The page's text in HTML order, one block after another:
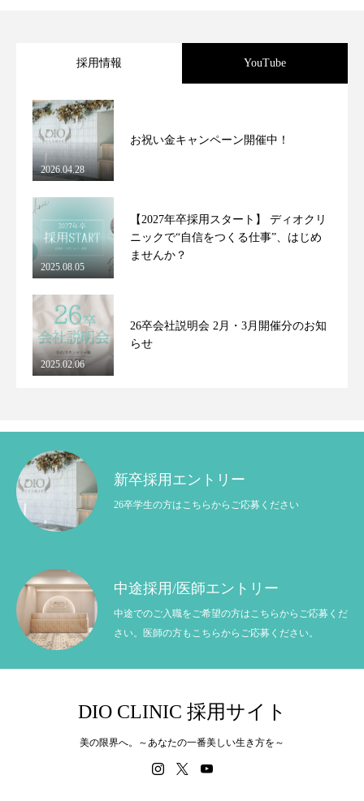
採用情報 YouTube
お祝い金キャンペーン開催中！
2026.04.28
【2027年卒採用スタート】 ディオクリ
ニックで“自信をつくる仕事”、はじめ
ませんか？
2025.08.05
26卒会社説明会 2月・3月開催分のお知
らせ
2025.02.06
新卒採用エントリー
26卒学生の方はこちらからご応募ください
中途採用/医師エントリー
中途でのご入職をご希望の方はこちらからご応募くだ
さい。医師の方もこちらからご応募ください。
DIO CLINIC 採用サイト
美の限界へ。～あなたの一番美しい生き方を～